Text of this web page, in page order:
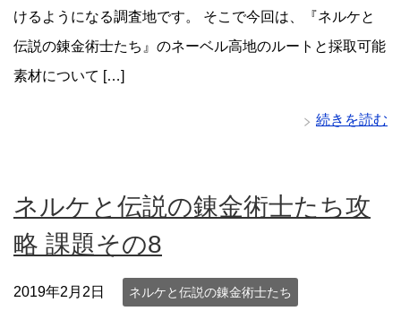
けるようになる調査地です。 そこで今回は、『ネルケと
伝説の錬金術士たち』のネーベル高地のルートと採取可能
素材について […]
続きを読む
ネルケと伝説の錬金術士たち攻
略 課題その8
2019年2月2日 ネルケと伝説の錬金術士たち